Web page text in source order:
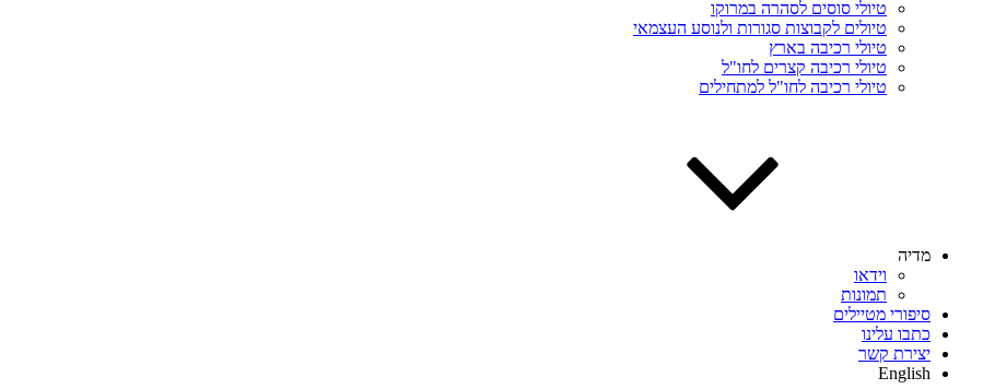
טיולי סוסים לסהרה במרוקו
טיולים לקבוצות סגורות ולנוסע העצמאי
טיולי רכיבה בארץ
טיולי רכיבה קצרים לחו"ל
טיולי רכיבה לחו"ל למתחילים
מדיה
וידאו
תמונות
סיפורי מטיילים
כתבו עלינו
יצירת קשר
English